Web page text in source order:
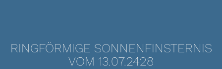
RINGFÖRMIGE SONNENFINSTERNIS
VOM 13.07.2428